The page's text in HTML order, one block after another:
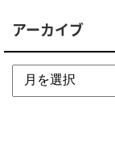
アーカイブ